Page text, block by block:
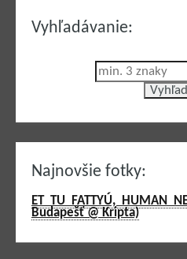
Vyhľadávanie:
Najnovšie fotky:
ET TU FATTYÚ, HUMAN
Budapešť @ Kripta)